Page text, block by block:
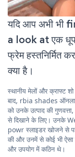
यदि आप अभी
a look at एक
फ्रेम
क्या है।
स्थानीय मेलों और क्राफ्ट
बाद, rbia shades
को उनके उत्पाद की
से दिखाने के लिए। उनके
powr स्लाइडर खोजने से
की और उनमें से कोई भी ऐसा
और उपयोग में कठिन थे।